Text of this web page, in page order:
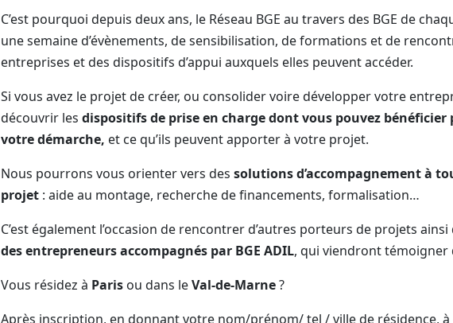
C’est pourquoi depuis deux ans, le Réseau BGE au travers des BGE de
une semaine d’évènements, de sensibilisation, de formations et de
entreprises et des dispositifs d’appui auxquels elles peuvent accéder.
Si vous avez le projet de créer, ou consolider voire développer votre
découvrir les dispositifs de prise en charge dont vous pouvez
votre démarche, et ce qu’ils peuvent apporter à votre projet.
Nous pourrons vous orienter vers des solutions d’accompagnement à
projet : aide au montage, recherche de financements, formalisation…
C’est également l’occasion de rencontrer d’autres porteurs de projets ainsi
des entrepreneurs accompagnés par BGE ADIL, qui viendront témoigner
Vous résidez à Paris ou dans leVal-de-Marne?
Après inscription, en donnant votre nom/prénom/ tel / ville de résidence, à